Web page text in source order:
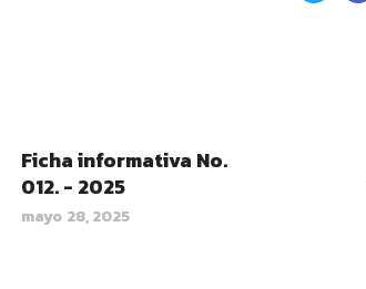
Ficha informativa No.
012. - 2025
mayo 28, 2025